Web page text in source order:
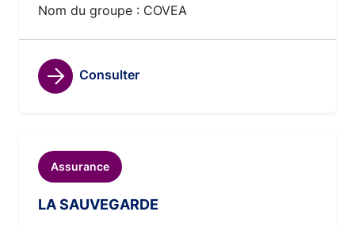
Nom du groupe : COVEA
Consulter
Assurance
LA SAUVEGARDE